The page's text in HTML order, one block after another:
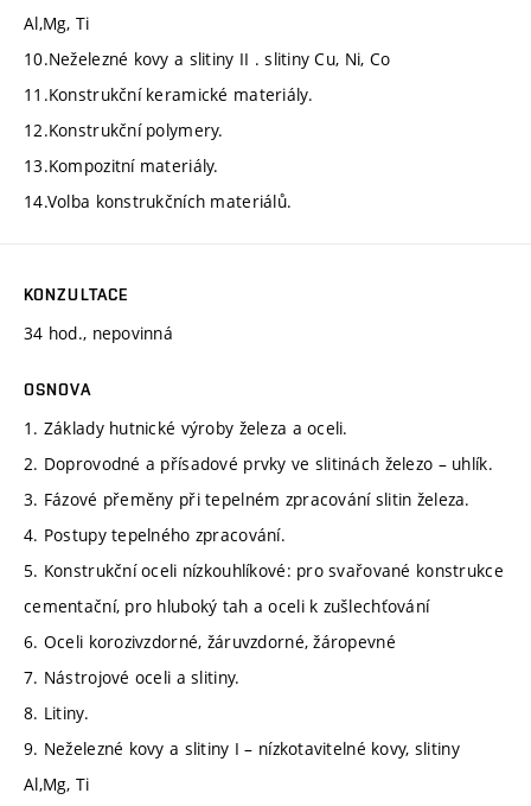
Al,Mg, Ti
10.Neželezné kovy a slitiny II . slitiny Cu, Ni, Co
11.Konstrukční keramické materiály.
12.Konstrukční polymery.
13.Kompozitní materiály.
14.Volba konstrukčních materiálů.
KONZULTACE
34 hod., nepovinná
OSNOVA
1. Základy hutnické výroby železa a oceli.
2. Doprovodné a přísadové prvky ve slitinách železo – uhlík.
3. Fázové přeměny při tepelném zpracování slitin železa.
4. Postupy tepelného zpracování.
5. Konstrukční oceli nízkouhlíkové: pro svařované konstrukce
cementační, pro hluboký tah a oceli k zušlechťování
6. Oceli korozivzdorné, žáruvzdorné, žáropevné
7. Nástrojové oceli a slitiny.
8. Litiny.
9. Neželezné kovy a slitiny I – nízkotavitelné kovy, slitiny
Al,Mg, Ti